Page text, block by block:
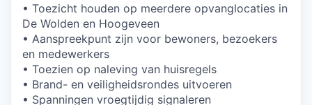
• Toezicht houden op meerdere opvanglocaties in
De Wolden en Hoogeveen
• Aanspreekpunt zijn voor bewoners, bezoekers
en medewerkers
• Toezien op naleving van huisregels
• Brand- en veiligheidsrondes uitvoeren
• Spanningen vroegtijdig signaleren